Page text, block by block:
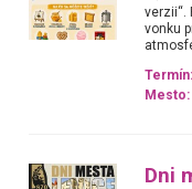
verzii“.
vonku
Termín:
Mesto:
Dni